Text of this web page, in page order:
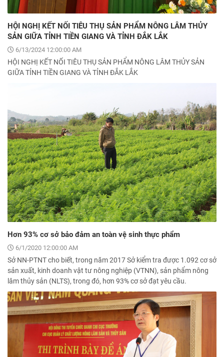
HỘI NGHỊ KẾT NỐI TIÊU THỤ SẢN PHẨM NÔNG LÂM THỦY
SẢN GIỮA TỈNH TIỀN GIANG VÀ TỈNH ĐẮK LẮK
6/13/2024 12:00:00 AM
HỘI NGHỊ KẾT NỐI TIÊU THỤ SẢN PHẨM NÔNG LÂM THỦY SẢN
GIỮA TỈNH TIỀN GIANG VÀ TỈNH ĐẮK LẮK
Hơn 93% cơ sở bảo đảm an toàn vệ sinh thực phẩm
6/1/2020 12:00:00 AM
Sở NN-PTNT cho biết, trong năm 2017 Sở kiểm tra được 1.092 cơ sở
sản xuất, kinh doanh vật tư nông nghiệp (VTNN), sản phẩm nông
lâm thủy sản (NLTS), trong đó, hơn 93% cơ sở đạt yêu cầu.